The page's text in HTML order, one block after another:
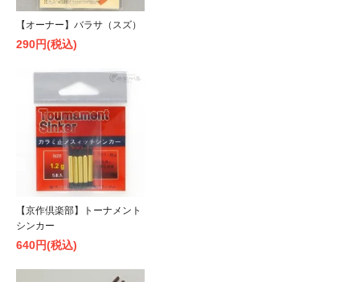
【オーナー】バラサ（スズ）
290円(税込)
【京作倶楽部】トーナメント
シンカー
640円(税込)